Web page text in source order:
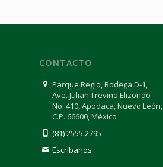
CONTACTO
Parque Regio, Bodega D-1,
Ave. Julian Treviño Elizondo
No. 410, Apodaca, Nuevo León,
C.P. 66600, México
(81) 2555.2795
Escríbanos